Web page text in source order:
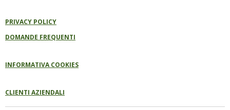
PRIVACY POLICY
DOMANDE FREQUENTI
INFORMATIVA COOKIES
CLIENTI AZIENDALI